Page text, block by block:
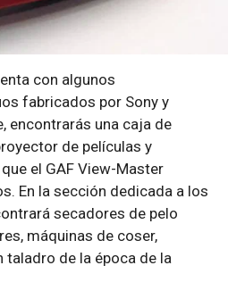
con algunos
fabricados por Sony y
encontrarás una caja de
de películas y
el GAF View-Master
En la sección dedicada a los
secadores de pelo
máquinas de coser,
de la época de la